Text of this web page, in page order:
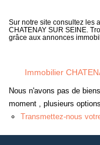
Sur notre site consultez les
CHATENAY SUR SEINE.
grâce aux annonces
Immobilier
Nous n'avons pas de
moment , plusieurs
Transmettez-nous